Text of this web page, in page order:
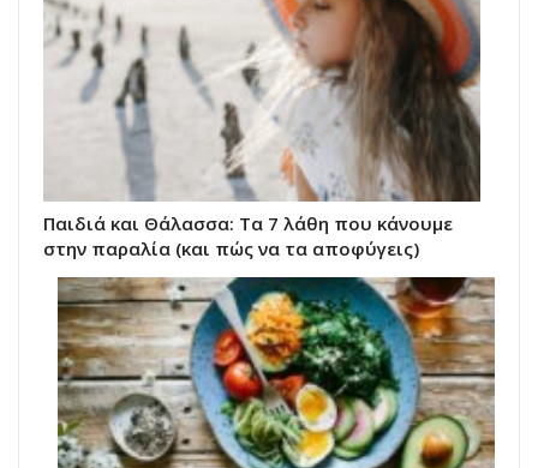
Παιδιά και Θάλασσα: Τα 7 λάθη που κάνουμε
στην παραλία (και πώς να τα αποφύγεις)